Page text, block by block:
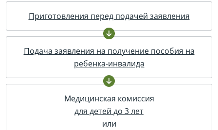
Приготовления перед подачей заявления
Подача заявления на получение пособия на
ребенка-инвалида
Медицинская комиссия
для детей до 3 лет
или